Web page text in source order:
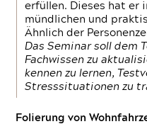
erfüllen. Dieses hat er
mündlichen und
Ähnlich der
Das Seminar soll dem
Fachwissen zu
kennen zu lernen,
Stresssituationen zu
Folierung von